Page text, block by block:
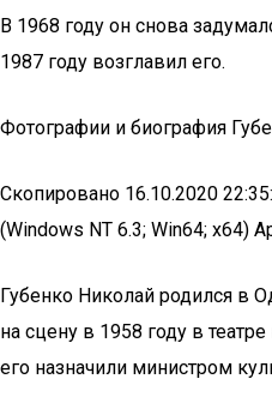
В 1968 году он снова
1987 году возглавил его.
Фотографии и биография
Скопировано 16.10.2020
(Windows NT 6.3; Win64; x64)
Губенко Николай родился в
на сцену в 1958 году в
его назначили министром